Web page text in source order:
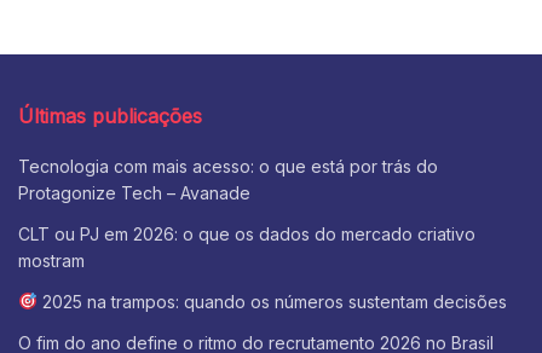
Últimas publicações
Tecnologia com mais acesso: o que está por trás do
Protagonize Tech – Avanade
CLT ou PJ em 2026: o que os dados do mercado criativo
mostram
2025 na trampos: quando os números sustentam decisões
O fim do ano define o ritmo do recrutamento 2026 no Brasil